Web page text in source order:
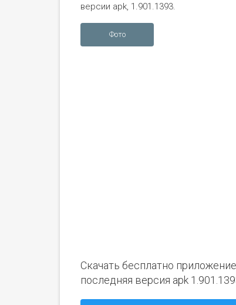
версии apk, 1.901.1393.
Фото
Скачать бесплатно
последняя версия apk